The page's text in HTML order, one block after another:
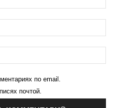
по email.
почтой.